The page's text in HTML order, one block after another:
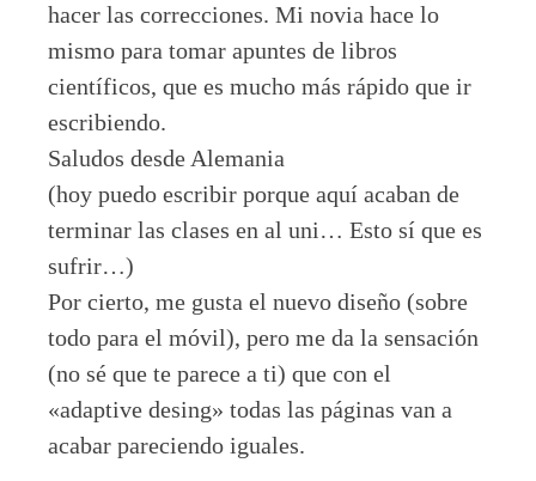
hacer las correcciones. Mi novia hace lo
mismo para tomar apuntes de libros
científicos, que es mucho más rápido que ir
escribiendo.
Saludos desde Alemania
(hoy puedo escribir porque aquí acaban de
terminar las clases en al uni… Esto sí que es
sufrir…)
Por cierto, me gusta el nuevo diseño (sobre
todo para el móvil), pero me da la sensación
(no sé que te parece a ti) que con el
«adaptive desing» todas las páginas van a
acabar pareciendo iguales.